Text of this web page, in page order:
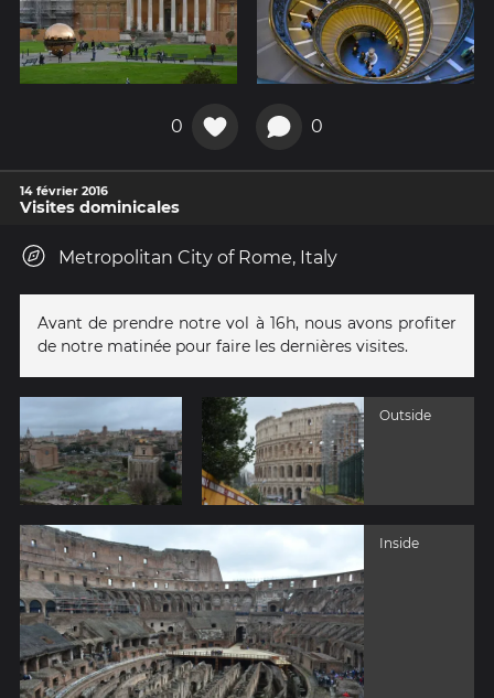
0 0
14 février 2016
Visites dominicales
Metropolitan City of Rome, Italy
Avant de prendre notre vol à 16h, nous avons profiter
de notre matinée pour faire les dernières visites.
Outside
Inside